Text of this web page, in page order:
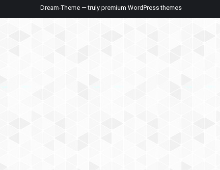
Dream-Theme — truly premium WordPress themes